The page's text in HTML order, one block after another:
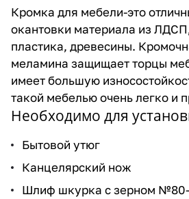
Кромка для мебели-это
окантовки материала из
пластика, древесины.
меламина защищает торцы
имеет большую
такой мебелью очень легко и
Необходимо для
Бытовой утюг
Канцелярский нож
Шлиф шкурка с зерном